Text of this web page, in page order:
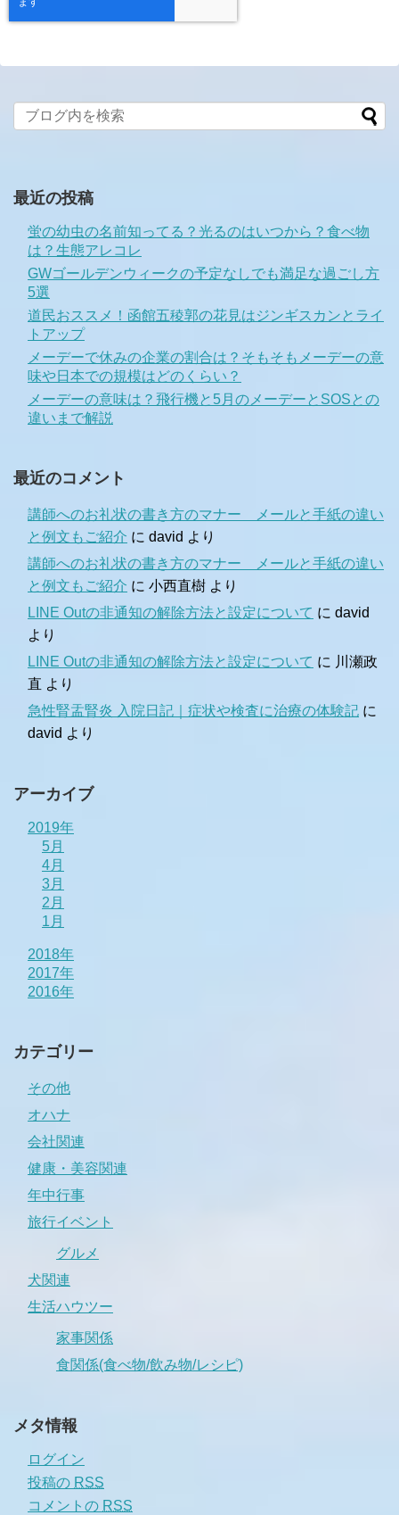
最近の投稿
蛍の幼虫の名前知ってる？光るのはいつから？食べ物
は？生態アレコレ
GWゴールデンウィークの予定なしでも満足な過ごし方
5選
道民おススメ！函館五稜郭の花見はジンギスカンとライ
トアップ
メーデーで休みの企業の割合は？そもそもメーデーの意
味や日本での規模はどのくらい？
メーデーの意味は？飛行機と5月のメーデーとSOSとの
違いまで解説
最近のコメント
講師へのお礼状の書き方のマナー メールと手紙の違い
と例文もご紹介 に david より
講師へのお礼状の書き方のマナー メールと手紙の違い
と例文もご紹介 に 小西直樹 より
LINE Outの非通知の解除方法と設定について に david
より
LINE Outの非通知の解除方法と設定について に 川瀬政
直 より
急性腎盂腎炎 入院日記｜症状や検査に治療の体験記 に
david より
アーカイブ
2019年
5月
4月
3月
2月
1月
2018年
2017年
2016年
カテゴリー
その他
オハナ
会社関連
健康・美容関連
年中行事
旅行イベント
グルメ
犬関連
生活ハウツー
家事関係
食関係(食べ物/飲み物/レシピ)
メタ情報
ログイン
投稿の RSS
コメントの RSS